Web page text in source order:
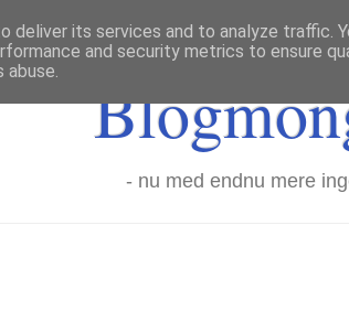
- nu med endnu mere
deliver its services and to analyze traffic.
and security metrics to ensure